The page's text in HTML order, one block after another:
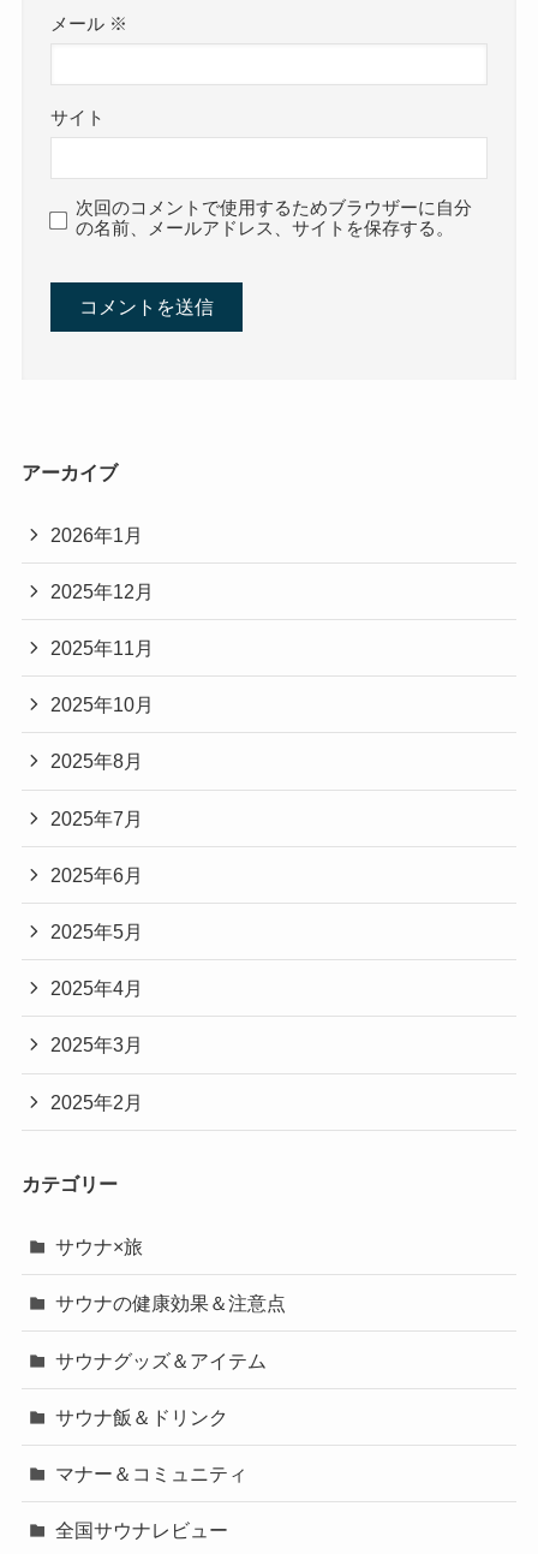
メール ※
サイト
次回のコメントで使用するためブラウザーに自分
の名前、メールアドレス、サイトを保存する。
アーカイブ
2026年1月
2025年12月
2025年11月
2025年10月
2025年8月
2025年7月
2025年6月
2025年5月
2025年4月
2025年3月
2025年2月
カテゴリー
サウナ×旅
サウナの健康効果＆注意点
サウナグッズ＆アイテム
サウナ飯＆ドリンク
マナー＆コミュニティ
全国サウナレビュー